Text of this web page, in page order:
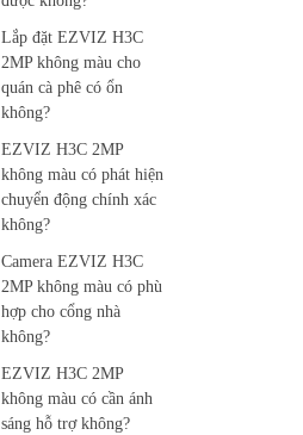
Lắp đặt EZVIZ H3C
2MP không màu cho
quán cà phê có ổn
không?
EZVIZ H3C 2MP
không màu có phát hiện
chuyển động chính xác
không?
Camera EZVIZ H3C
2MP không màu có phù
hợp cho cổng nhà
không?
EZVIZ H3C 2MP
không màu có cần ánh
sáng hỗ trợ không?